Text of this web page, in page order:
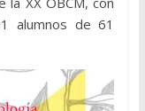
alumnos de 61